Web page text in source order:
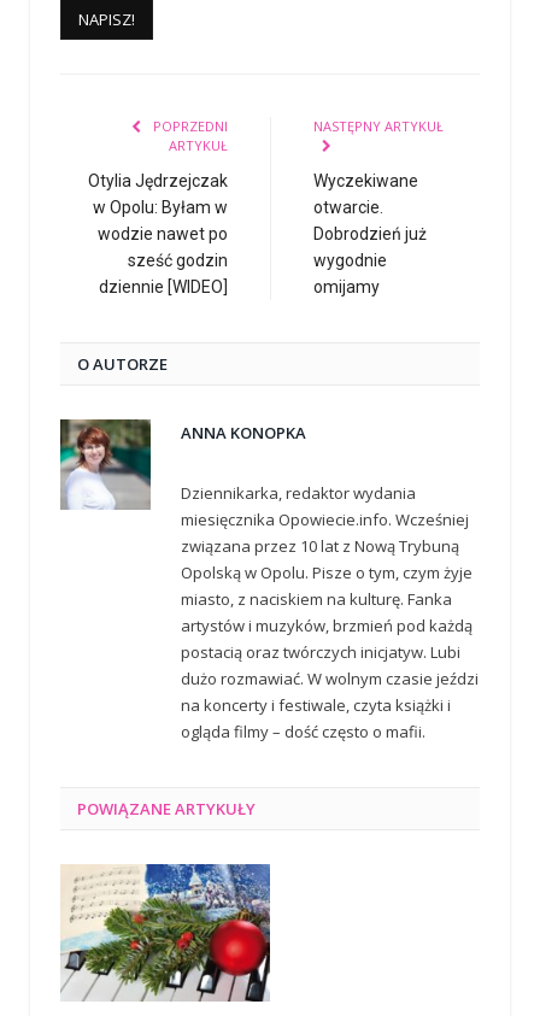
POPRZEDNI
ARTYKUŁ
Otylia Jędrzejczak
w Opolu: Byłam w
wodzie nawet po
sześć godzin
dziennie [WIDEO]
NASTĘPNY ARTYKUŁ
Wyczekiwane
otwarcie.
Dobrodzień już
wygodnie
omijamy
O AUTORZE
ANNA KONOPKA
Dziennikarka, redaktor wydania
miesięcznika Opowiecie.info. Wcześniej
związana przez 10 lat z Nową Trybuną
Opolską w Opolu. Pisze o tym, czym żyje
miasto, z naciskiem na kulturę. Fanka
artystów i muzyków, brzmień pod każdą
postacią oraz twórczych inicjatyw. Lubi
dużo rozmawiać. W wolnym czasie jeździ
na koncerty i festiwale, czyta książki i
ogląda filmy – dość często o mafii.
POWIĄZANEARTYKUŁY